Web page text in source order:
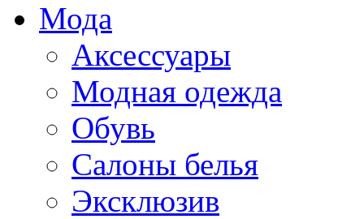
Мода
Аксессуары
Модная одежда
Обувь
Салоны белья
Эксклюзив